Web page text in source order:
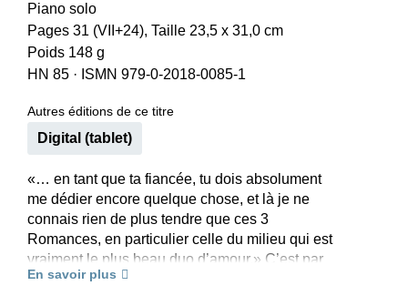
Piano solo
Pages 31 (VII+24), Taille 23,5 x 31,0 cm
Poids 148 g
HN 85 · ISMN 979-0-2018-0085-1
Autres éditions de ce titre
Digital (tablet)
«… en tant que ta fiancée, tu dois absolument
me dédier encore quelque chose, et là je ne
connais rien de plus tendre que ces 3
Romances, en particulier celle du milieu qui est
vraiment le plus beau duo d’amour.» C’est par
ces mots que Clara revendique la dédicace des
En savoir plus